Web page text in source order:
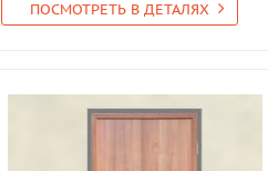
ПОСМОТРЕТЬ В ДЕТАЛЯХ